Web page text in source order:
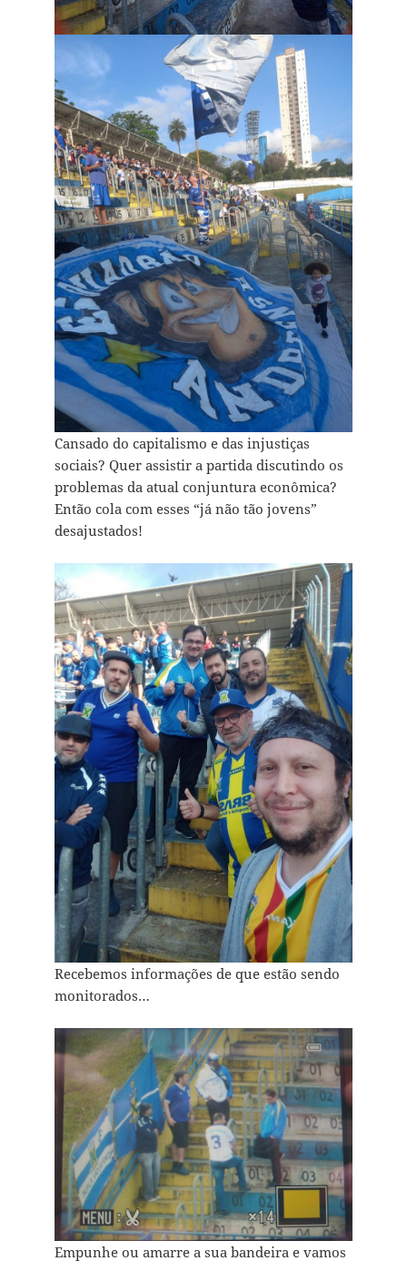
Cansado do capitalismo e das injustiças
sociais? Quer assistir a partida discutindo os
problemas da atual conjuntura econômica?
Então cola com esses “já não tão jovens”
desajustados!
Recebemos informações de que estão sendo
monitorados…
Empunhe ou amarre a sua bandeira e vamos